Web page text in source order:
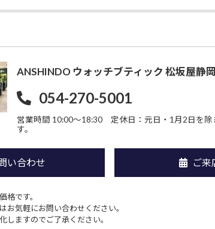
ANSHINDO ウォッチブティック 松坂屋静
054-270-5001
営業時間 10:00〜18:30
定休日：元日・1月2日を
す。
い合わせ ご来
格です。
お気軽にお問い合わせください。
しますのでご了承ください。